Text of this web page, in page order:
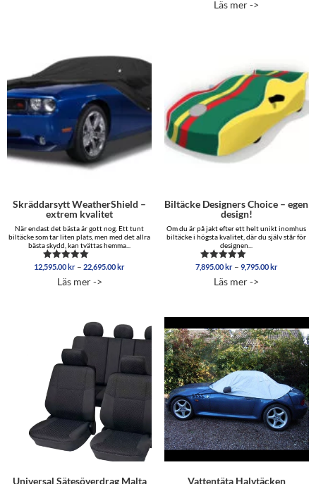
av 5
Läs mer ->
Skräddarsytt WeatherShield –
extrem kvalitet
När endast det bästa är gott nog. Ett tunt
biltäcke som tar liten plats, men med det allra
bästa skydd, kan tvättas hemma...
Betygsatt
av 5
12,595.00kr – 22,695.00krPrisintervall:
Läs mer ->
Biltäcke Designers Choice – egen
design!
Om du är på jakt efter ett helt unikt inomhus
biltäcke i högsta kvalitet, där du själv står för
designen...
Betygsatt
av 5
7,895.00kr – 9,795.00kr
Läs mer ->
Universal Sätesöverdrag Malta Vattentäta Halvtäcken